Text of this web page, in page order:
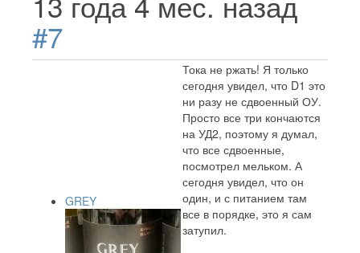
#7
GREY
Тока не ржать! Я только
сегодня увидел, что D1 это
ни разу не сдвоенный ОУ.
Просто все три кончаются
на УД2, поэтому я думал,
что все сдвоенные,
посмотрел мельком. А
сегодня увидел, что он
один, и с питанием там
все в порядке, это я сам
затупил.